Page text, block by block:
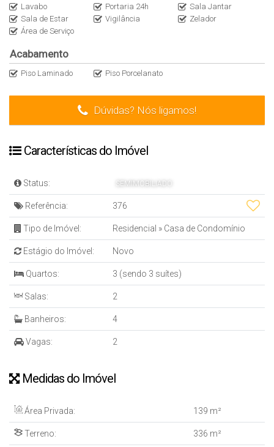
Lavabo
Portaria 24h
Sala Jantar
Sala de Estar
Vigilância
Zelador
Área de Serviço
Acabamento
Piso Laminado Piso Porcelanato
Dúvidas? Nós ligamos!
Características do Imóvel
Status: SEMIMOBILIADO
Referência: 376
Tipo de Imóvel: Residencial » Casa de Condomínio
Estágio do Imóvel: Novo
Quartos: 3 (sendo 3 suítes)
Salas: 2
Banheiros: 4
Vagas: 2
Medidas do Imóvel
Área Privada: 139 m²
Terreno: 336 m²